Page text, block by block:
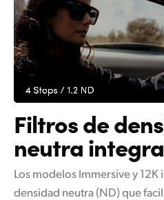
Filtros de
neutra
Los modelos Immersive y
densidad neutra (ND) que